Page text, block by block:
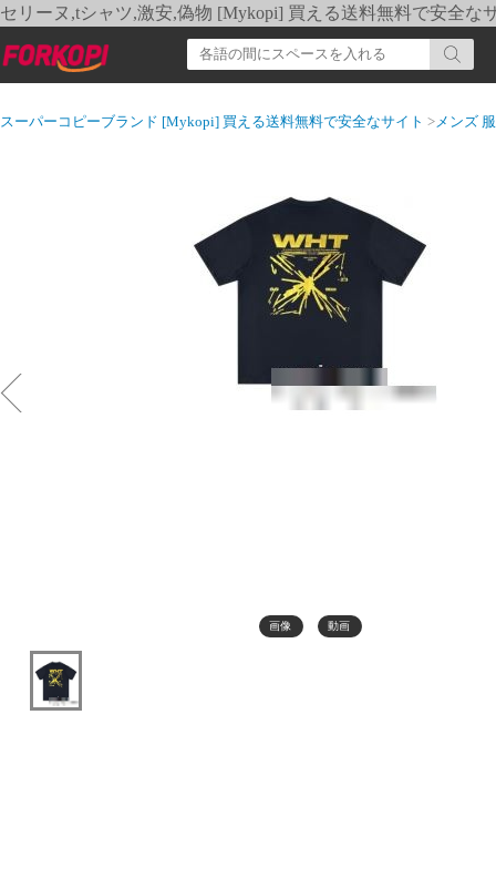
セリーヌ,tシャツ,激安,偽物 [Mykopi] 買える送料無料で安全な
スーパーコピーブランド [Mykopi] 買える送料無料で安全なサイト >メンズ 服
画像 動画